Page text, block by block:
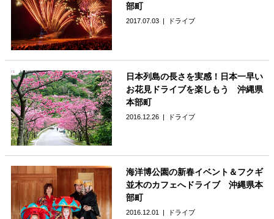
部町
2017.07.03 ドライブ
日本列島の長さを実感！日本一早い
お花見ドライブを楽しもう 沖縄県
本部町
2016.12.26 ドライブ
海洋博公園の新春イベント＆フクギ
並木のカフェへドライブ 沖縄県本
部町
2016.12.01 ドライブ